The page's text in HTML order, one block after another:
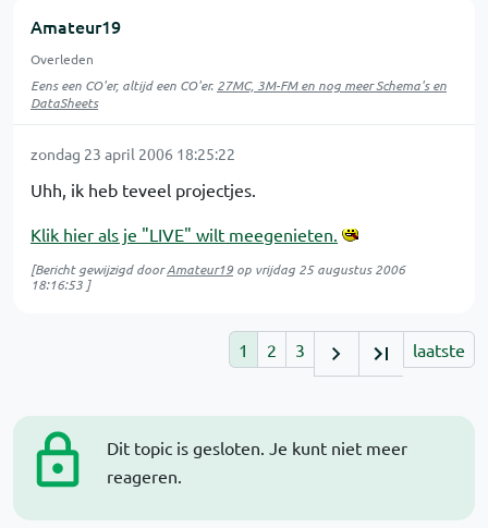
Dit topic is gesloten. Je kunt niet meer
reageren.
Amateur19
Overleden
Eens een CO'er, altijd een CO'er. 27MC, 3M-FM en nog meer Schema's en
DataSheets
zondag 23 april 2006 18:25:22
Uhh, ik heb teveel projectjes.
Klik hier als je "LIVE" wilt meegenieten.
[Bericht gewijzigd doorAmateur19op vrijdag 25 augustus 2006
18:16:53 ]
1 2 3 laatste